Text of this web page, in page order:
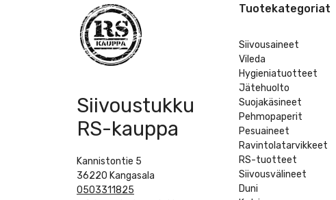
Siivoustukku
RS-kauppa
Kannistontie 5
36220 Kangasala
0503311825
Tuotekategoriat
Siivousaineet
Vileda
Hygieniatuotteet
Jätehuolto
Suojakäsineet
Pehmopaperit
Pesuaineet
Ravintolatarvikkeet
RS-tuotteet
Siivousvälineet
Duni